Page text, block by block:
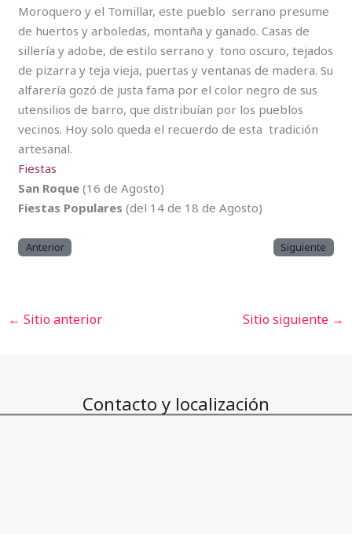
Moroquero y el Tomillar, este pueblo serrano presume
de huertos y arboledas, montaña y ganado. Casas de
sillería y adobe, de estilo serrano y tono oscuro, tejados
de pizarra y teja vieja, puertas y ventanas de madera. Su
alfarería gozó de justa fama por el color negro de sus
utensilios de barro, que distribuían por los pueblos
vecinos. Hoy solo queda el recuerdo de esta tradición
artesanal.
Fiestas
San Roque (16 de Agosto)
Fiestas Populares (del 14 de 18 de Agosto)
Anterior Siguiente
← Sitio anterior Sitio siguiente →
Contacto y localización